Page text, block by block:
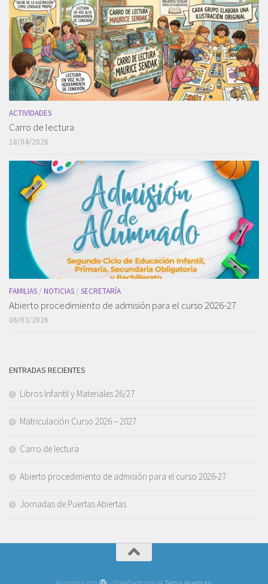
ACTIVIDADES
Carro de lectura
18/04/2026
FAMILIAS / NOTICIAS / SECRETARÍA
Abierto procedimiento de admisión para el curso 2026-27
06/03/2026
ENTRADAS RECIENTES
Libros Infantil y Materiales 26/27
Matriculación Curso 2026 – 2027
Carro de lectura
Abierto procedimiento de admisión para el curso 2026-27
Jornadas de Puertas Abiertas